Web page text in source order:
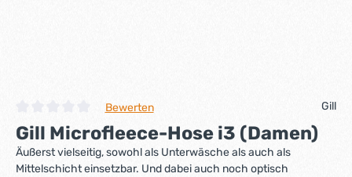
Durchschnittliche Bewertung von 0 von 5 Sternen
Bewerten Gill
Gill Microfleece-Hose i3 (Damen)
Äußerst vielseitig, sowohl als Unterwäsche als auch als
Mittelschicht einsetzbar. Und dabei auch noch optisch